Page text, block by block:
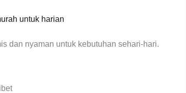
untuk harian
dan nyaman untuk kebutuhan sehari-hari.